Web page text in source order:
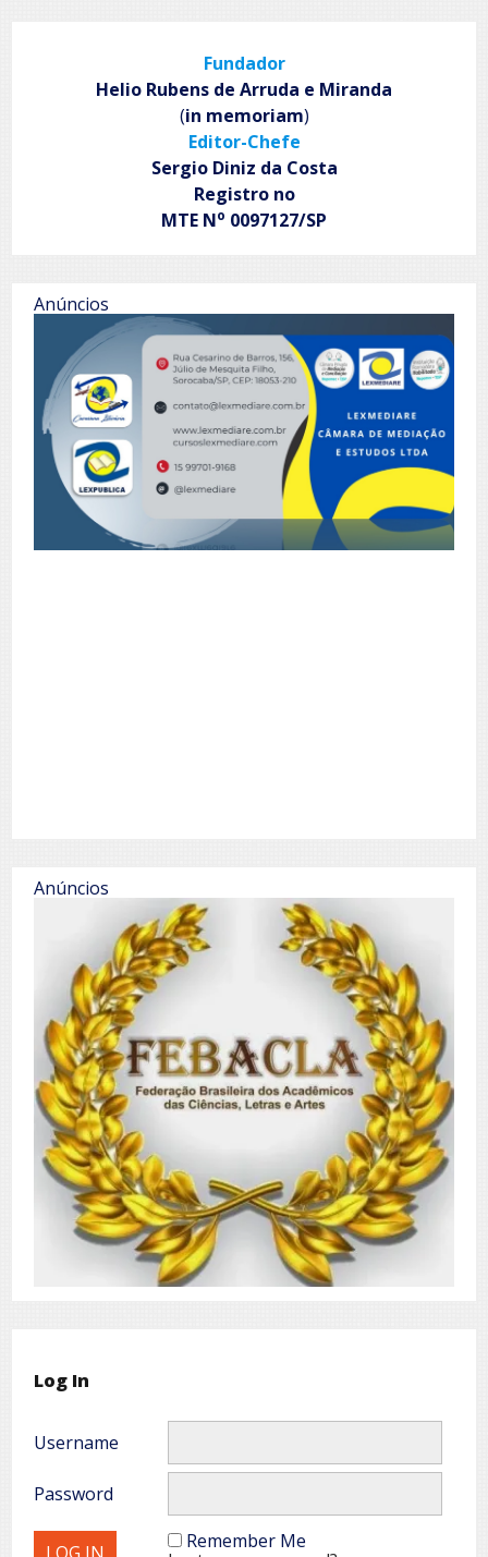
Fundador
Helio Rubens de Arruda e Miranda
(in memoriam)
Editor-Chefe
Sergio Diniz da Costa
Registro no
MTE No 0097127/SP
Anúncios
Anúncios
Log In
Username
Password
Remember Me